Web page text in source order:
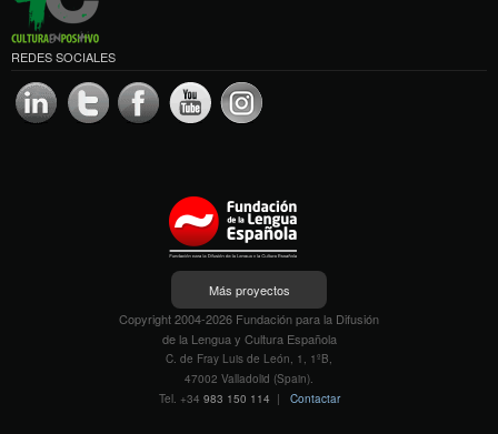
REDES SOCIALES
Más proyectos
Copyright 2004-2026 Fundación para la Difusión
de la Lengua y Cultura Española
C. de Fray Luis de León, 1, 1ºB,
47002 Valladolid (Spain).
Tel. +34 983 150 114 | Contactar